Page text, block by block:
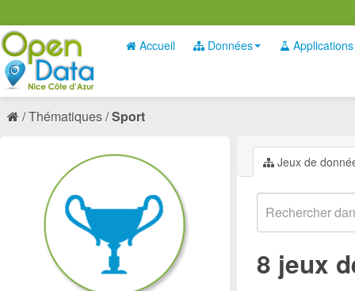
Accueil Données Applications
Thématiques Sport
Jeux de
8 jeux